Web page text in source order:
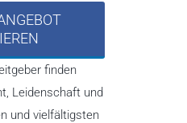
finden
Leidenschaft und
und vielfältigsten